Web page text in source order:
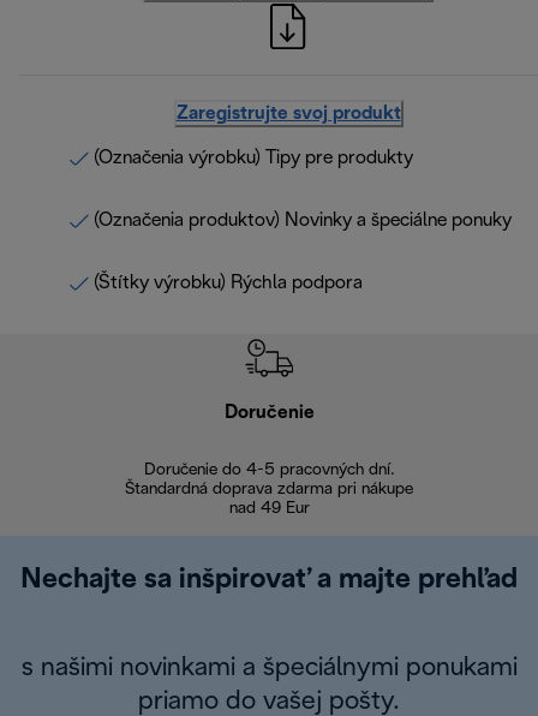
Zaregistrujte svoj produkt
(Označenia výrobku) Tipy pre produkty
(Označenia produktov) Novinky a špeciálne ponuky
(Štítky výrobku) Rýchla podpora
Doručenie
Doručenie do 4-5 pracovných dní.
Štandardná doprava zdarma pri nákupe
nad 49 Eur
Nechajte sa inšpirovať a majte prehľad
s našimi novinkami a špeciálnymi ponukami
priamo do vašej pošty.